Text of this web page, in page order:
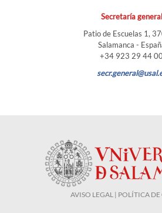
Secretaría general
Patio de Escuelas 1,
Salamanca -
+34 923 29 44 00
AVISO LEGAL | POLÍTICA